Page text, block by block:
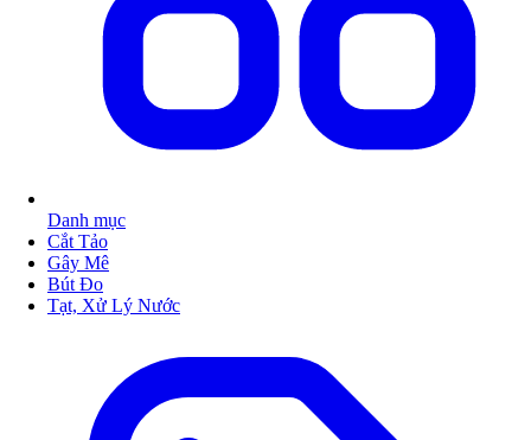
Danh mục
Cắt Tảo
Gây Mê
Bút Đo
Tạt, Xử Lý Nước